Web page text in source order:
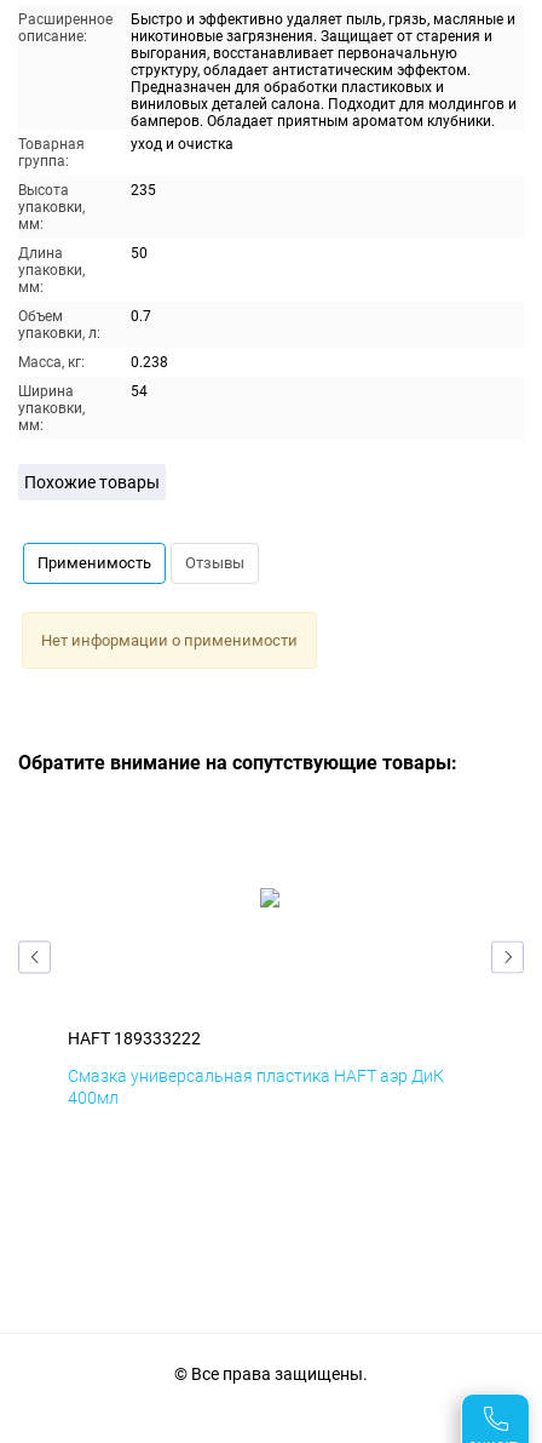
Расширенное
описание:
Быстро и эффективно удаляет пыль, грязь, масляные и
никотиновые загрязнения. Защищает от старения и
выгорания, восстанавливает первоначальную
структуру, обладает антистатическим эффектом.
Предназначен для обработки пластиковых и
виниловых деталей салона. Подходит для молдингов и
бамперов. Обладает приятным ароматом клубники.
Товарная
группа:
уход и очистка
Высота
упаковки,
мм:
235
Длина
упаковки,
мм:
50
Объем
упаковки, л:
0.7
Масса, кг:
0.238
Ширина
упаковки,
мм:
54
Похожие товары
Применимость Отзывы
Нет информации о применимости
Обратите внимание на сопутствующие товары:
HAFT 189333222
Смазка универсальная пластика HAFT аэр ДиК
400мл
© Все права защищены.